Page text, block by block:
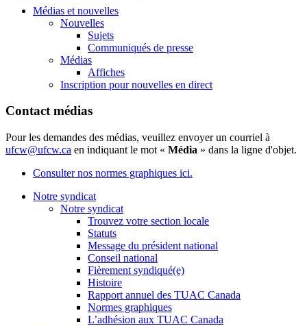
Médias et nouvelles
Nouvelles
Sujets
Communiqués de presse
Médias
Affiches
Inscription pour nouvelles en direct
Contact médias
Pour les demandes des médias, veuillez envoyer un courriel à
ufcw@ufcw.ca en indiquant le mot « Média » dans la ligne d'objet.
Consulter nos normes graphiques ici.
Notre syndicat
Notre syndicat
Trouvez votre section locale
Statuts
Message du président national
Conseil national
Fièrement syndiqué(e)
Histoire
Rapport annuel des TUAC Canada
Normes graphiques
L’adhésion aux TUAC Canada